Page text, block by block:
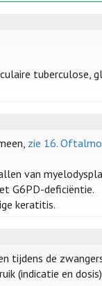
tuberculose,
zie 16.
van
G6PD-deficiëntie.
keratitis.
tijdens de
(indicatie en